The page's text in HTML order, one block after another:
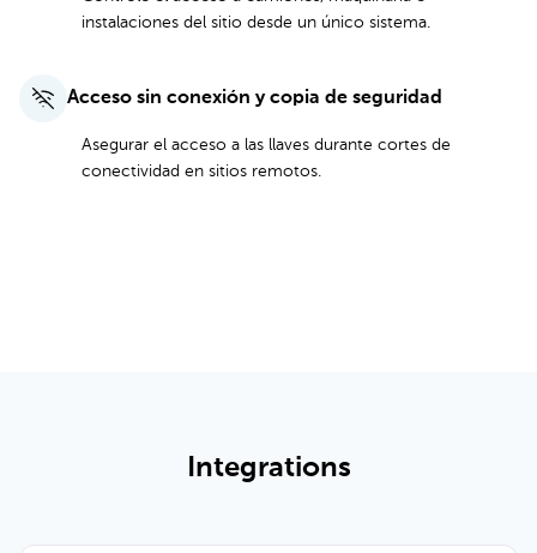
instalaciones del sitio desde un único sistema.
Acceso sin conexión y copia de seguridad
Asegurar el acceso a las llaves durante cortes de
conectividad en sitios remotos.
Integrations